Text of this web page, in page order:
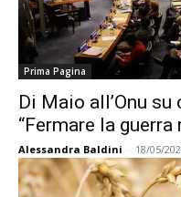
Prima Pagina
Di Maio all’Onu
“Fermare la
Alessandra Baldini - 18/05/